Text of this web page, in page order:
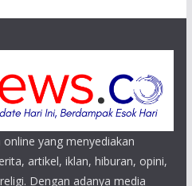
yang menyediakan
artikel, iklan, hiburan, opini,
Dengan adanya media